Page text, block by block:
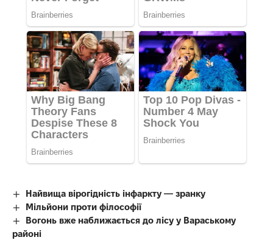
Найвища вірогідність інфаркту — зранку
Мільйони проти філософії
Вогонь вже наближається до лісу у Вараському
районі